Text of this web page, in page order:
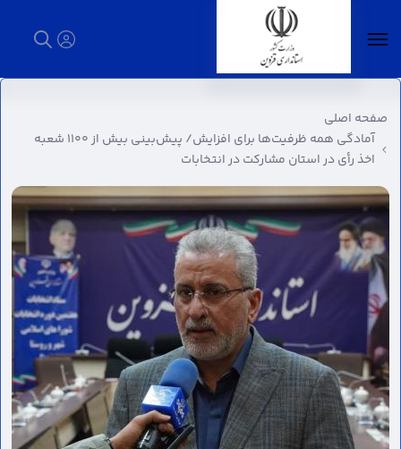
آمادگی همه ظرفیت‌ها برای افزایش/ پیش‌بینی
انتخابات - استانداری قزوین
صفحه اصلی
آمادگی همه ظرفیت‌ها برای افزایش/ پیش‌بینی بیش از ۱۱۰۰ شعبه
اخذ رأی در استان مشارکت در انتخابات